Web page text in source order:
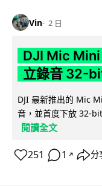
Vin 2 日
DJI Mic Mini
立錄音 32-
DJI 最新推出的 Mic
音，並首度下放 32-
閱讀全文
251 1 ↗ 分